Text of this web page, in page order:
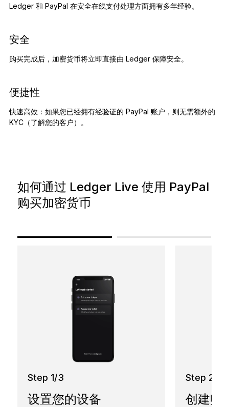
Ledger 和 PayPal 在安全在线支付处理方面拥有多年经验。
安全
购买完成后，加密货币将立即直接由 Ledger 保障安全。
便捷性
快速高效：如果您已经拥有经验证的 PayPal 账户，则无需额外的
KYC（了解您的客户）。
如何通过 Ledger Live 使用 PayPal
购买加密货币
Step 1/3
设置您的设备
Step 2/3
创建账